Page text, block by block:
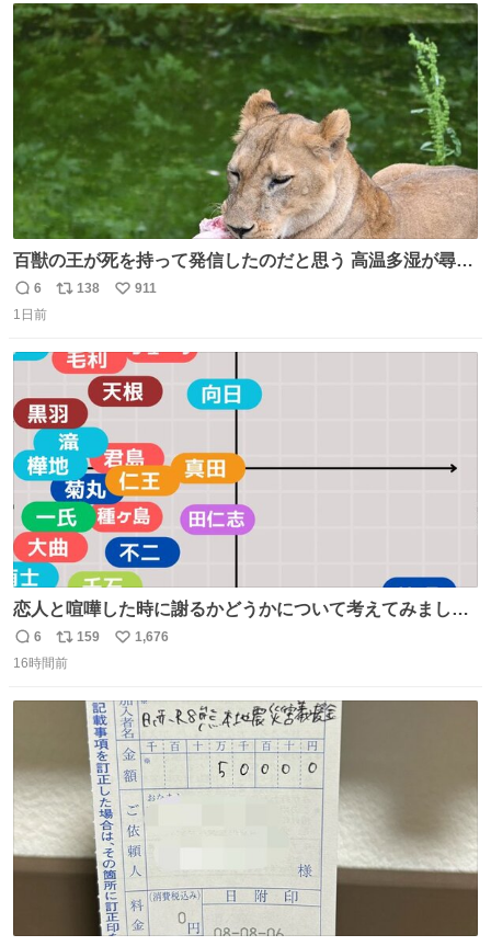
ト
数
数
百獣の王が死を持って発信したのだと思う 高温多湿が尋常
でない日本の夏 どうか早急に飼育の環境を見直して 動物の
命を護ってください…と 治療中のライオンが助かりますよ
動物公園にて 残念ながら個体の識別は出来ません
返
信
6
リ
ト
138
い
数
911
1日前
恋人と喧嘩した時に謝るかどうかについて考えてみました
💭 ▶︎自分から謝る or 悪くないなら謝らない ▶︎ねちねちす
る or さっぱりしている 個人的見解です！色々と許してく
返
信
6
リ
ポ
159
い
数
1,676
16時間前